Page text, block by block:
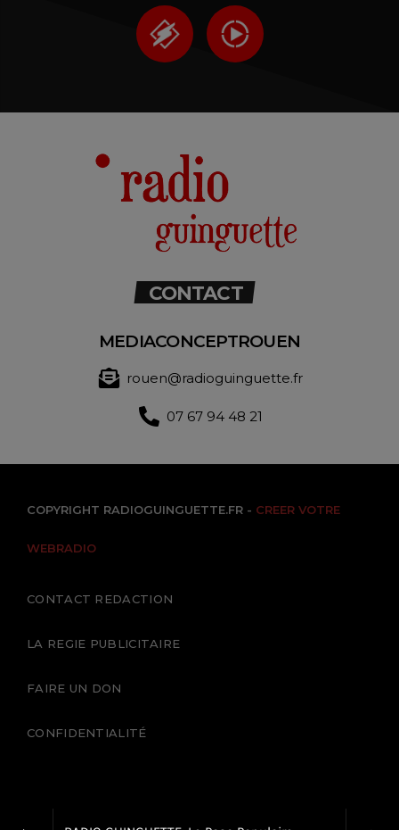
CONTACT
MEDIACONCEPTROUEN
rouen@radioguinguette.fr
07 67 94 48 21
COPYRIGHT RADIOGUINGUETTE.FR - CREER VOTRE
WEBRADIO
CONTACT REDACTION
LA REGIE PUBLICITAIRE
FAIRE UN DON
CONFIDENTIALITÉ